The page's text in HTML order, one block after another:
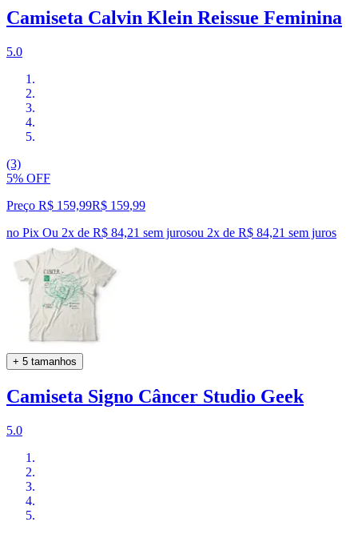
Camiseta Calvin Klein Reissue Feminina
5.0
(3)
5% OFF
Preço R$ 159,99R$ 159,99
no Pix Ou 2x de R$ 84,21 sem jurosou 2x de R$ 84,21 sem juros
+ 5 tamanhos
Camiseta Signo Câncer Studio Geek
5.0